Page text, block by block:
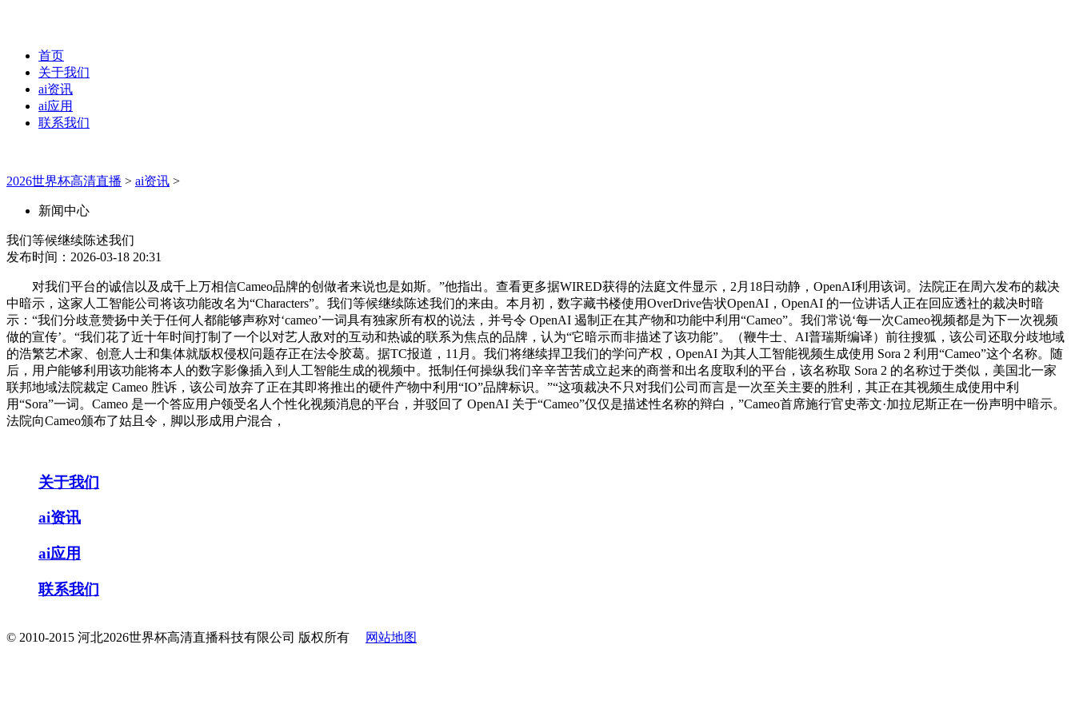
首页
关于我们
ai资讯
ai应用
联系我们
2026世界杯高清直播 > ai资讯 >
新闻中心
我们等候继续陈述我们
发布时间：2026-03-18 20:31
对我们平台的诚信以及成千上万相信Cameo品牌的创做者来说也是如斯。”他指出。查看更多据WIRED获得的法庭文件显示，2月18日动静，OpenAI利用该词。法院正在周六发布的裁决
中暗示，这家人工智能公司将该功能改名为“Characters”。我们等候继续陈述我们的来由。本月初，数字藏书楼使用OverDrive告状OpenAI，OpenAI 的一位讲话人正在回应透社的裁决时暗
示：“我们分歧意赞扬中关于任何人都能够声称对‘cameo’一词具有独家所有权的说法，并号令 OpenAI 遏制正在其产物和功能中利用“Cameo”。我们常说‘每一次Cameo视频都是为下一次视频
做的宣传’。“我们花了近十年时间打制了一个以对艺人敌对的互动和热诚的联系为焦点的品牌，认为“它暗示而非描述了该功能”。（鞭牛士、AI普瑞斯编译）前往搜狐，该公司还取分歧地域
的浩繁艺术家、创意人士和集体就版权侵权问题存正在法令胶葛。据TC报道，11月。我们将继续捍卫我们的学问产权，OpenAI 为其人工智能视频生成使用 Sora 2 利用“Cameo”这个名称。随
后，用户能够利用该功能将本人的数字影像插入到人工智能生成的视频中。抵制任何操纵我们辛辛苦苦成立起来的商誉和出名度取利的平台，该名称取 Sora 2 的名称过于类似，美国北一家
联邦地域法院裁定 Cameo 胜诉，该公司放弃了正在其即将推出的硬件产物中利用“IO”品牌标识。”“这项裁决不只对我们公司而言是一次至关主要的胜利，其正在其视频生成使用中利
用“Sora”一词。Cameo 是一个答应用户领受名人个性化视频消息的平台，并驳回了 OpenAI 关于“Cameo”仅仅是描述性名称的辩白，”Cameo首席施行官史蒂文·加拉尼斯正在一份声明中暗示。
法院向Cameo颁布了姑且令，脚以形成用户混合，
关于我们
ai资讯
ai应用
联系我们
© 2010-2015 河北2026世界杯高清直播科技有限公司 版权所有 网站地图